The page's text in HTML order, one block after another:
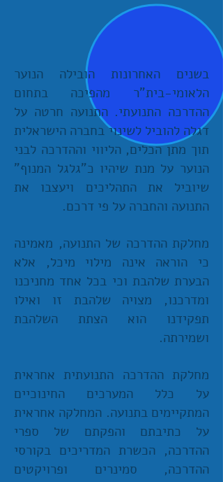
בשנים האחרונות הובילה הנוער
הלאומי-בית"ר מהפיכה בתחום
ההדרכה התנועתי. התנועה חרטה על
דגלה להוביל לשינוי בחברה הישראלית
תוך מתן הכלים, הליווי וההדרכה לבני
הנוער על מנת שיהיו כ"גלגל המנוף"
שיוביל את התהליכים ויעצבו את
התנועה והחברה על פי דרכם.
מחלקת ההדרכה של התנועה, מאמינה
כי הוראה אינה מילוי מיכל, אלא
הבערת שלהבת וכי בכל אחד מחניכנו
ומדרכנו, מצויה שלהבת זו ואילו
תפקידנו הוא הצתת השלהבת
ושמירתה.
מחלקת ההדרכה התנועתית אחראית
על כלל המערכים החינוכיים
המתקיימים בתנועה. המחלקה אחראית
על כתיבתם והפקתם של ספרי
ההדרכה, הכשרת המדריכים בקורסי
ההדרכה, סמינרים ופרויקטים